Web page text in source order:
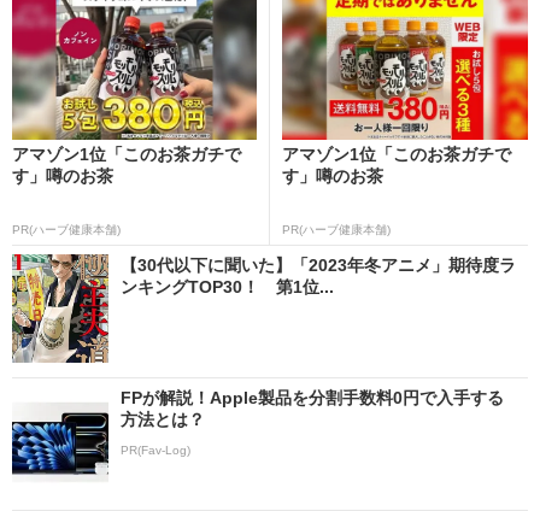
アマゾン1位「このお茶ガチで
す」噂のお茶
PR(ハーブ健康本舗)
アマゾン1位「このお茶ガチで
す」噂のお茶
PR(ハーブ健康本舗)
【30代以下に聞いた】「2023年冬アニメ」期待度ラ
ンキングTOP30！ 第1位...
FPが解説！Apple製品を分割手数料0円で入手する
方法とは？
PR(Fav-Log)